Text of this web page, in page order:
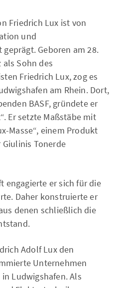
Friedrich Lux ist von
und
Geboren am 28.
als Sohn des
Friedrich Lux, zog es
am Rhein. Dort,
BASF, gründete er
Er setzte Maßstäbe mit
Masse“, einem Produkt
Tonerde
engagierte er sich für die
Daher konstruierte er
denen schließlich die
Adolf Lux den
Unternehmen
Ludwigshafen. Als